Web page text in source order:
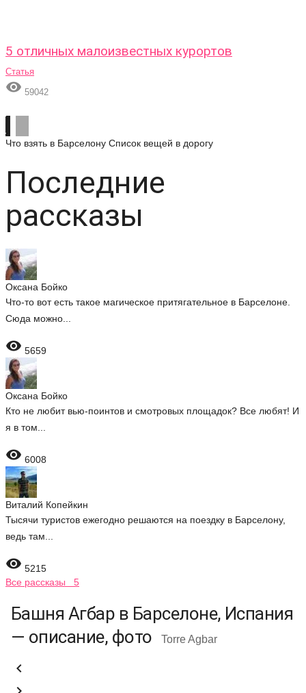
5 отличных малоизвестных курортов
Статья
 59042
Что взять в Барселону Список вещей в дорогу
Последние
рассказы
Оксана Бойко
Что-то вот есть такое магическое притягательное в Барселоне.
Сюда можно...
 5659
Оксана Бойко
Кто не любит вью-поинтов и смотровых площадок? Все любят! И
я в том...
 6008
Виталий Копейкин
Тысячи туристов ежегодно решаются на поездку в Барселону,
ведь там...
 5215
Все рассказы 5
Башня Агбар в Барселоне, Испания
— описание, фото
Torre Agbar
